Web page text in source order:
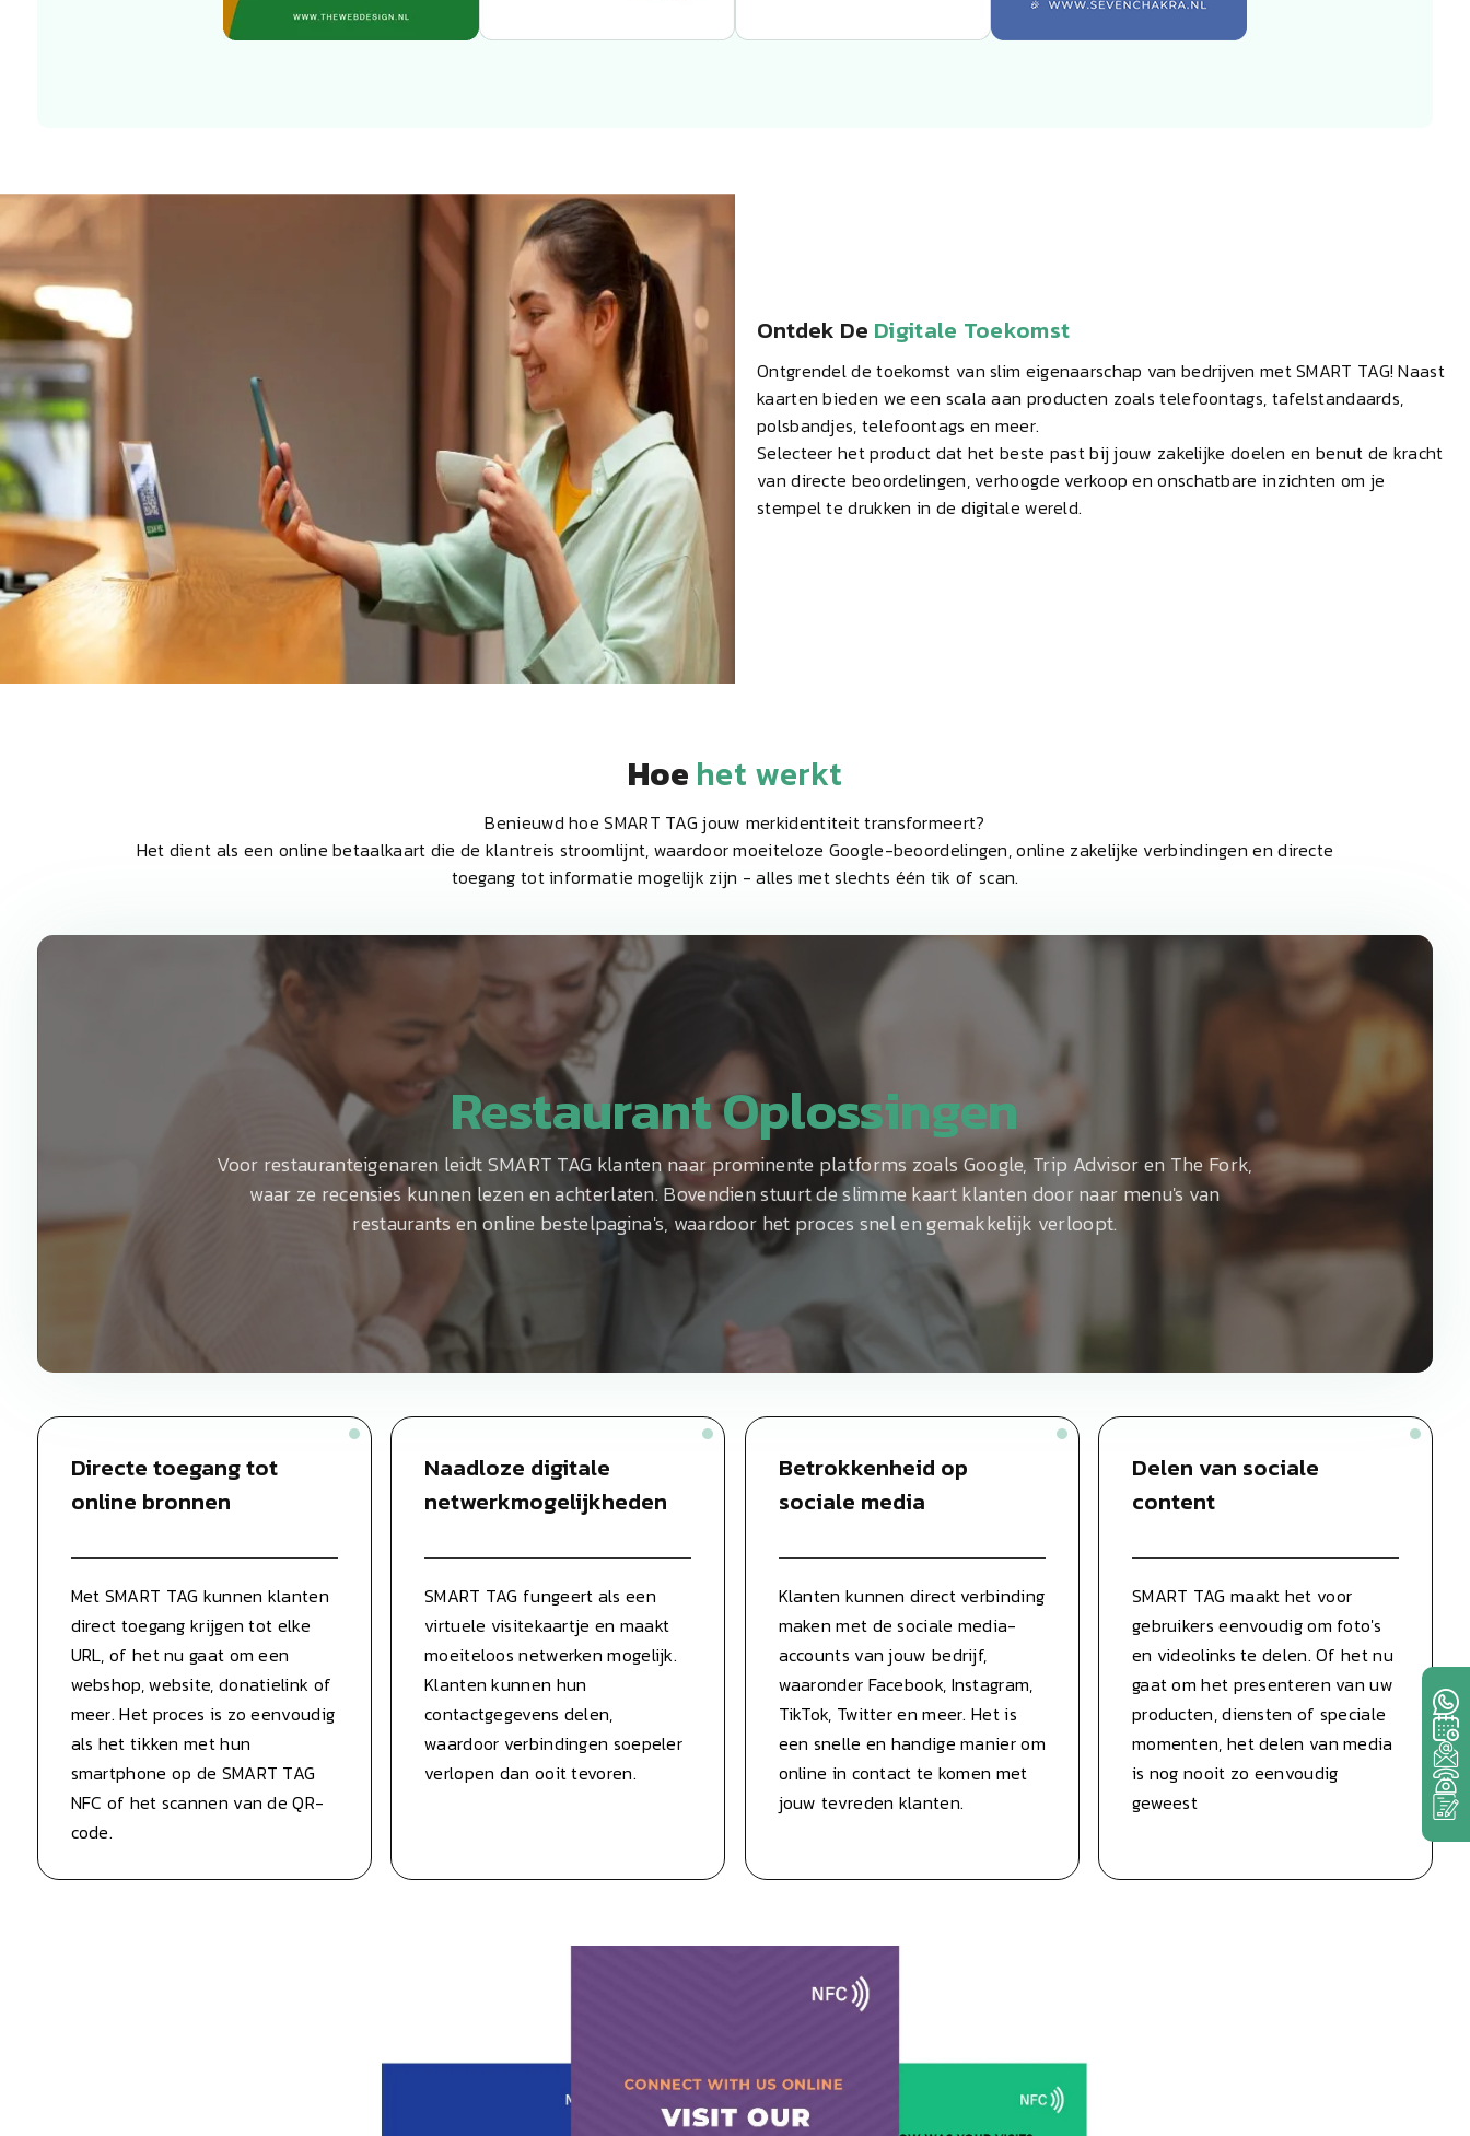
Ontdek De Digitale Toekomst
Ontgrendel de toekomst van slim eigenaarschap van bedrijven met SMART TAG! Naast
kaarten bieden we een scala aan producten zoals telefoontags, tafelstandaards,
polsbandjes, telefoontags en meer.
Selecteer het product dat het beste past bij jouw zakelijke doelen en benut de kracht
van directe beoordelingen, verhoogde verkoop en onschatbare inzichten om je
stempel te drukken in de digitale wereld.
Hoe het werkt
Benieuwd hoe SMART TAG jouw merkidentiteit transformeert?
Het dient als een online betaalkaart die de klantreis stroomlijnt, waardoor moeiteloze Google-beoordelingen, online zakelijke verbindingen en directe
toegang tot informatie mogelijk zijn - alles met slechts één tik of scan.
Restaurant Oplossingen
Voor restauranteigenaren leidt SMART TAG klanten naar prominente platforms zoals Google, Trip Advisor en The Fork,
waar ze recensies kunnen lezen en achterlaten. Bovendien stuurt de slimme kaart klanten door naar menu's van
restaurants en online bestelpagina's, waardoor het proces snel en gemakkelijk verloopt.
Directe toegang tot
online bronnen
Met SMART TAG kunnen klanten
direct toegang krijgen tot elke
URL, of het nu gaat om een
webshop, website, donatielink of
meer. Het proces is zo eenvoudig
als het tikken met hun
smartphone op de SMART TAG
NFC of het scannen van de QR-
code.
Naadloze digitale
netwerkmogelijkheden
SMART TAG fungeert als een
virtuele visitekaartje en maakt
moeiteloos netwerken mogelijk.
Klanten kunnen hun
contactgegevens delen,
waardoor verbindingen soepeler
verlopen dan ooit tevoren.
Betrokkenheid op
sociale media
Klanten kunnen direct verbinding
maken met de sociale media-
accounts van jouw bedrijf,
waaronder Facebook, Instagram,
TikTok, Twitter en meer. Het is
een snelle en handige manier om
online in contact te komen met
jouw tevreden klanten.
Delen van sociale
content
SMART TAG maakt het voor
gebruikers eenvoudig om foto's
en videolinks te delen. Of het nu
gaat om het presenteren van uw
producten, diensten of speciale
momenten, het delen van media
is nog nooit zo eenvoudig
geweest